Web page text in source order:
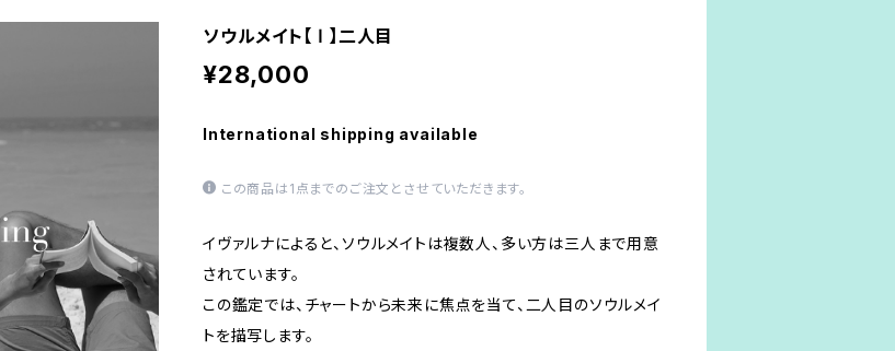
ソウルメイト【 Ⅰ 】二人目
¥28,000
International shipping available
この商品は1点までのご注文とさせていただきます。
イヴァルナによると、ソウルメイトは複数人、多い方は三人まで用意
されています。
この鑑定では、チャートから未来に焦点を当て、二人目のソウルメイ
トを描写します。